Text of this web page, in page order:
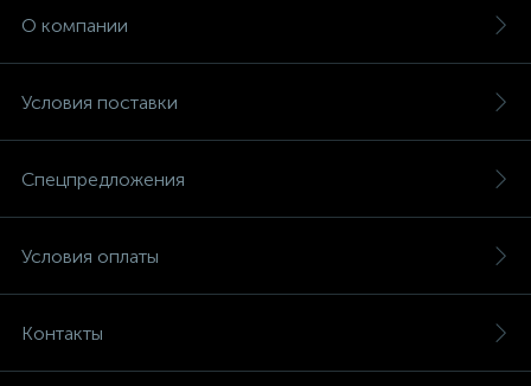
О компании
Условия поставки
Спецпредложения
Условия оплаты
Контакты